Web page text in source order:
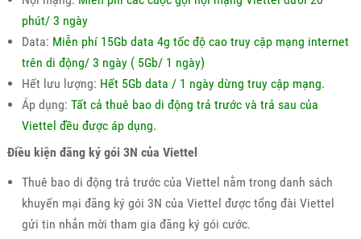
phút/ 3 ngày
Data: Miễn phí 15Gb data 4g tốc độ cao truy cập mạng internet
trên di động/ 3 ngày ( 5Gb/ 1 ngày)
Hết lưu lượng: Hết 5Gb data / 1 ngày dừng truy cập mạng.
Áp dụng: Tất cả thuê bao di động trả trước và trả sau của
Viettel đều được áp dụng.
Điều kiện đăng ký gói 3N của Viettel
Thuê bao di động trả trước của Viettel nằm trong danh sách
khuyến mại đăng ký gói 3N của Viettel được tổng đài Viettel
gửi tin nhắn mời tham gia đăng ký gói cước.